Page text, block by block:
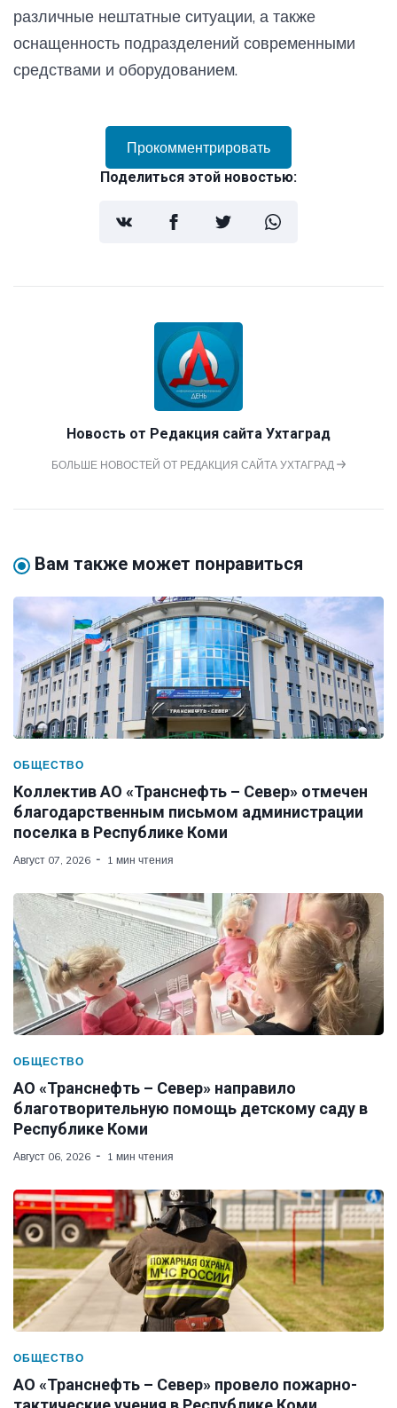
различные нештатные ситуации, а также
оснащенность подразделений современными
средствами и оборудованием.
Прокомментрировать
Поделиться этой новостью:
Новость от Редакция сайта Ухтаград
БОЛЬШЕ НОВОСТЕЙ ОТ РЕДАКЦИЯ САЙТА УХТАГРАД
Вам также может понравиться
ОБЩЕСТВО
Коллектив АО «Транснефть – Север» отмечен
благодарственным письмом администрации
поселка в Республике Коми
Август 07, 2026 1 мин чтения
ОБЩЕСТВО
АО «Транснефть – Север» направило
благотворительную помощь детскому саду в
Республике Коми
Август 06, 2026 1 мин чтения
ОБЩЕСТВО
АО «Транснефть – Север» провело пожарно-